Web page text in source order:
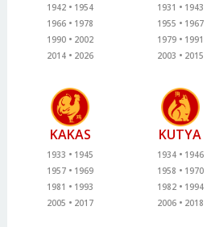
1942
1954
1966
1978
1990
2002
2014
2026
1931
1943
1955
1967
1979
1991
2003
2015
KAKAS
1933
1945
1957
1969
1981
1993
2005
2017
KUTYA
1934
1946
1958
1970
1982
1994
2006
2018